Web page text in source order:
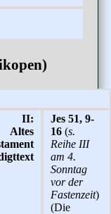
II:
Altes
Jes 51, 9-
16 (s.
Reihe III
am 4.
Sonntag
vor der
Fastenzeit)
(Die